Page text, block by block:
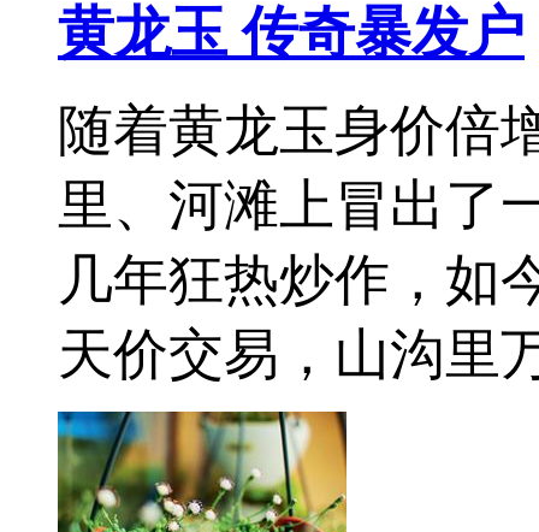
黄龙玉 传奇暴发户
随着黄龙玉身价倍
里、河滩上冒出了
几年狂热炒作，如
天价交易，山沟